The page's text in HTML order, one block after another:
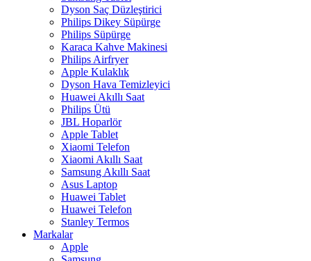
Dyson Saç Düzleştirici
Philips Dikey Süpürge
Philips Süpürge
Karaca Kahve Makinesi
Philips Airfryer
Apple Kulaklık
Dyson Hava Temizleyici
Huawei Akıllı Saat
Philips Ütü
JBL Hoparlör
Apple Tablet
Xiaomi Telefon
Xiaomi Akıllı Saat
Samsung Akıllı Saat
Asus Laptop
Huawei Tablet
Huawei Telefon
Stanley Termos
Markalar
Apple